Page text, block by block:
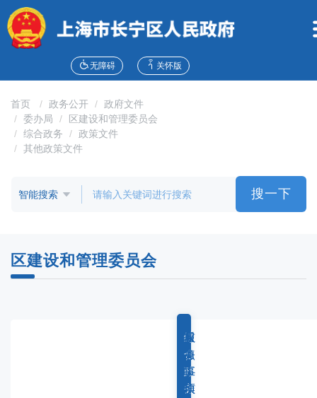
障
碍
说
无障碍 关怀版
首页 政务公开
政府文件
委办局
区建设和管理委员会
综合政务
政策文件
其他政策文件
搜一下
区建设和管理委员会
综
合
政
务
重
点
工
作
权
力
事
项
服
务
事
项